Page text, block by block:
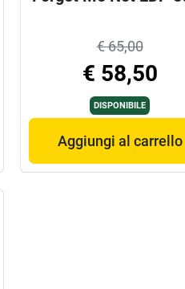
€ 65,00
€ 58,50
DISPONIBILE
Aggiungi al carrello